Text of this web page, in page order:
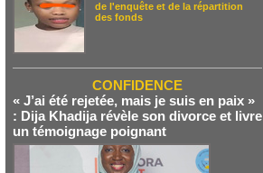
de l'enquête et de la répartition
des fonds
CONFIDENCE
« J’ai été rejetée, mais je suis en paix »
: Dija Khadija révèle son divorce et livre
un témoignage poignant